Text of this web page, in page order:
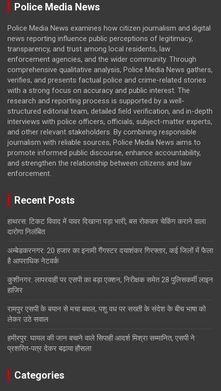
Police Media News
Police Media News examines how citizen journalism and digital
news reporting influence public perceptions of legitimacy,
transparency, and trust among local residents, law
enforcement agencies, and the wider community. Through
comprehensive qualitative analysis, Police Media News gathers,
verifies, and presents factual police and crime-related stories
with a strong focus on accuracy and public interest. The
research and reporting process is supported by a well-
structured editorial team, detailed field verification, and in-depth
interviews with police officers, officials, subject-matter experts,
and other relevant stakeholders. By combining responsible
journalism with reliable sources, Police Media News aims to
promote informed public discourse, enhance accountability,
and strengthen the relationship between citizens and law
enforcement.
Recent Posts
हाथरस: टिकट विवाद में पावर दिखाना पड़ा भारी, बस रोककर चेकिंग कराने वाला
दारोगा निलंबित
अम्बेडकरनगर: 20 हजार का इनामी गैंगस्टर दयाशंकर गिरफ्तार, कई जिलों में फैला
है आपराधिक नेटवर्क
कुशीनगर: लापरवाही पर एसपी का बड़ा एक्शन, निरीक्षक समेत 28 पुलिसकर्मी लाइन
हाजिर
रामपुर एसपी के बयान से मचा बवाल, पशु वध पर सख्ती के संदेश के बीच भाषा को
लेकर उठे सवाल
हमीरपुर: घायल की जान बचाने वाले सिपाही आदर्श मिश्रा सम्मानित, एसपी ने
प्रशस्ति-पत्र देकर बढ़ाया हौसला
Categories